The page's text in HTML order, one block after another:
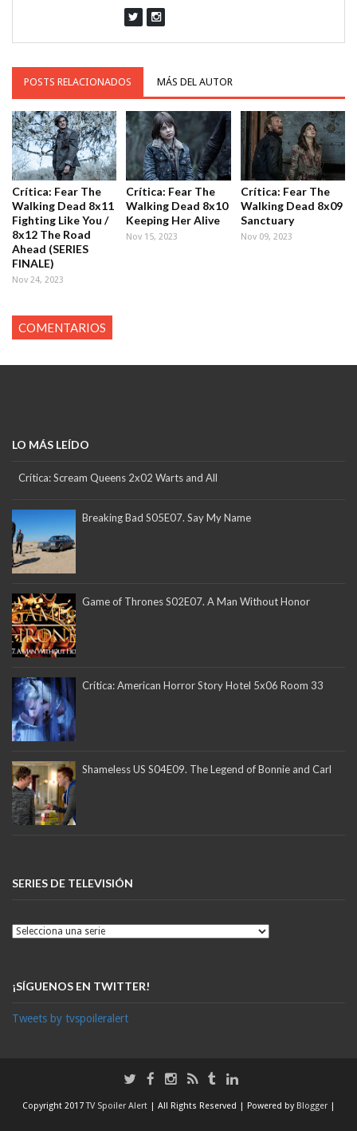
POSTS RELACIONADOS MÁS DEL AUTOR
Crítica: Fear The
Walking Dead 8x11
Fighting Like You /
8x12 The Road
Ahead (SERIES
FINALE)
Nov 24, 2023
Crítica: Fear The
Walking Dead 8x10
Keeping Her Alive
Nov 15, 2023
Crítica: Fear The
Walking Dead 8x09
Sanctuary
Nov 09, 2023
COMENTARIOS
LO MÁS LEÍDO
Crítica: Scream Queens 2x02 Warts and All
Breaking Bad S05E07. Say My Name
Game of Thrones S02E07. A Man Without Honor
Crítica: American Horror Story Hotel 5x06 Room 33
Shameless US S04E09. The Legend of Bonnie and Carl
SERIES DE TELEVISIÓN
¡SÍGUENOS EN TWITTER!
Tweets by tvspoileralert
Copyright 2017TV Spoiler Alert | All Rights Reserved | Powered by Blogger